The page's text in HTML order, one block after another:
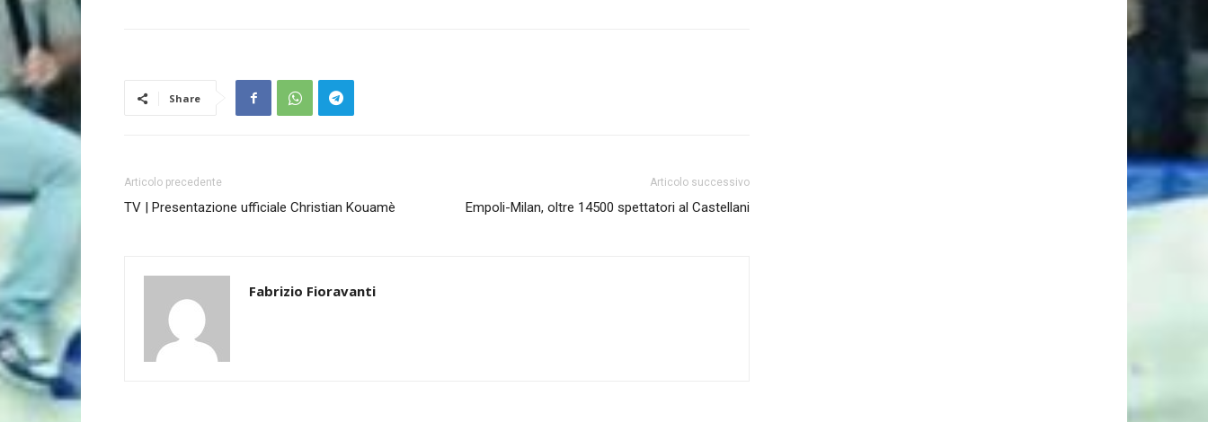
Share
Articolo precedente
TV | Presentazione ufficiale Christian Kouamè
Articolo successivo
Empoli-Milan, oltre 14500 spettatori al Castellani
Fabrizio Fioravanti